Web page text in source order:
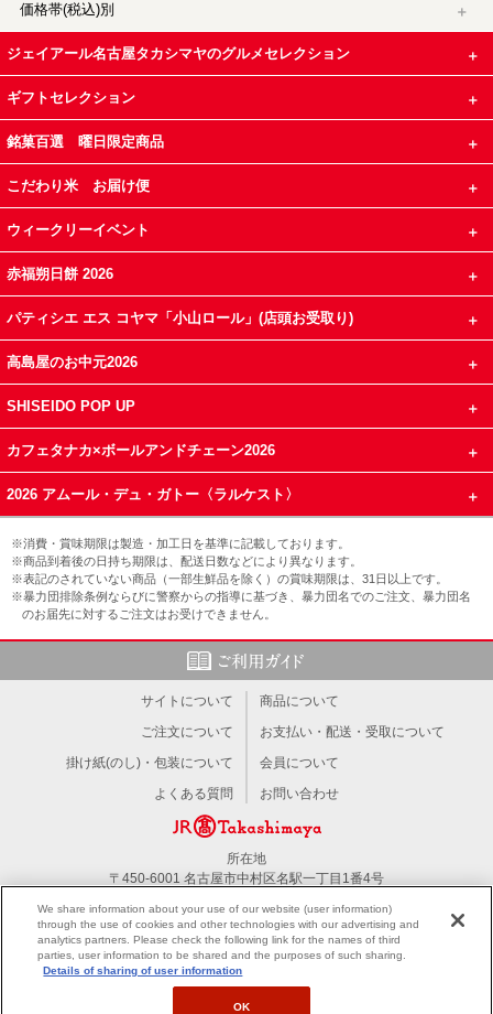
価格帯(税込)別
ジェイアール名古屋タカシマヤのグルメセレクション
ギフトセレクション
銘菓百選 曜日限定商品
こだわり米 お届け便
ウィークリーイベント
赤福朔日餅 2026
パティシエ エス コヤマ「小山ロール」(店頭お受取り)
高島屋のお中元2026
SHISEIDO POP UP
カフェタナカ×ボールアンドチェーン2026
2026 アムール・デュ・ガトー〈ラルケスト〉
※消費・賞味期限は製造・加工日を基準に記載しております。
※商品到着後の日持ち期限は、配送日数などにより異なります。
※表記のされていない商品（一部生鮮品を除く）の賞味期限は、31日以上です。
※暴力団排除条例ならびに警察からの指導に基づき、暴力団名でのご注文、暴力団名
のお届先に対するご注文はお受けできません。
サイトについて
商品について
ご注文について
お支払い・配送・受取について
掛け紙(のし)・包装について
会員について
よくある質問
お問い合わせ
所在地
〒450-6001 名古屋市中村区名駅一丁目1番4号
PC版を見る
All right reserved by JR Tokai Takashimaya Co,Ltd.
We share information about your use of our website (user information)
through the use of cookies and other technologies with our advertising and
analytics partners. Please check the following link for the names of third
parties, user information to be shared and the purposes of such sharing.
Details of sharing of user information
OK